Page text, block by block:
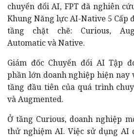
chuyển đổi AI, FPT đã nghiên
Khung Năng lực AI-Native 5 Cấp
tầng chặt chẽ: Curious,
Automatic và Native.
Giám đốc Chuyển đổi AI Tập
phần lớn doanh nghiệp hiện nay
tầng đầu tiên của quá trình
và Augmented.
Ở tầng Curious, doanh nghiệp
thử nghiệm AI. Việc sử dụng AI